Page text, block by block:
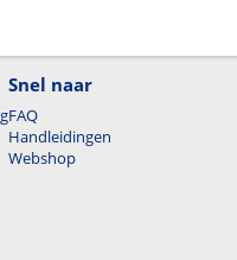
Snel naar
FAQ
Handleidingen
Webshop